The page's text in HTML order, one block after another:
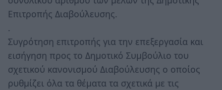
Επιτροπής Διαβούλευσης.
.
Συγρότηση επιτροπής για την επεξεργασία και
εισήγηση προς το Δημοτικό Συμβούλιο του
σχετικού κανονισμού Διαβούλευσης ο οποίος
ρυθμίζει όλα τα θέματα τα σχετικά με τις